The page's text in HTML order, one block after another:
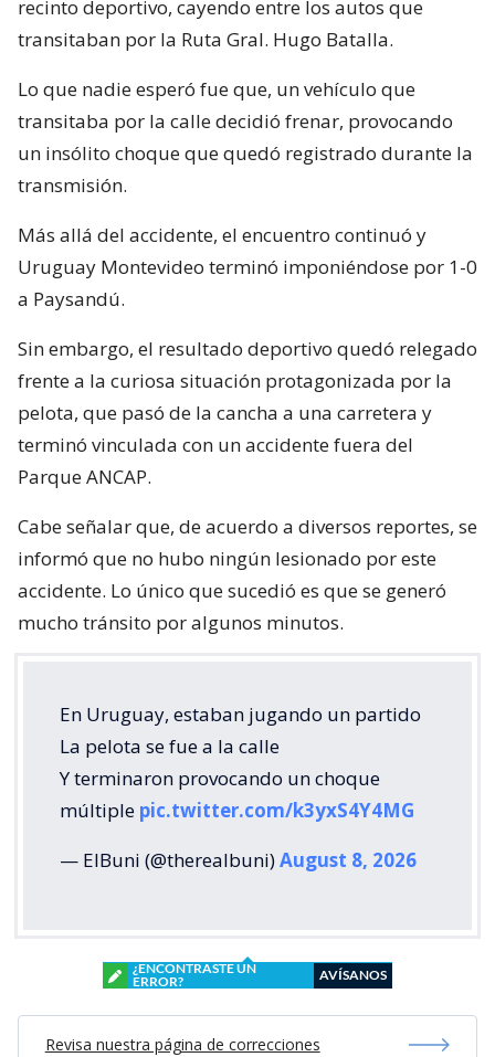
recinto deportivo, cayendo entre los autos que
transitaban por la Ruta Gral. Hugo Batalla.
Lo que nadie esperó fue que, un vehículo que
transitaba por la calle decidió frenar, provocando
un insólito choque que quedó registrado durante la
transmisión.
Más allá del accidente, el encuentro continuó y
Uruguay Montevideo terminó imponiéndose por 1-0
a Paysandú.
Sin embargo, el resultado deportivo quedó relegado
frente a la curiosa situación protagonizada por la
pelota, que pasó de la cancha a una carretera y
terminó vinculada con un accidente fuera del
Parque ANCAP.
Cabe señalar que, de acuerdo a diversos reportes, se
informó que no hubo ningún lesionado por este
accidente. Lo único que sucedió es que se generó
mucho tránsito por algunos minutos.
En Uruguay, estaban jugando un partido
La pelota se fue a la calle
Y terminaron provocando un choque
múltiple pic.twitter.com/k3yxS4Y4MG
— ElBuni (@therealbuni)August 8, 2026
¿ENCONTRASTE UN
ERROR?
AVÍSANOS
Revisa nuestra página de correcciones